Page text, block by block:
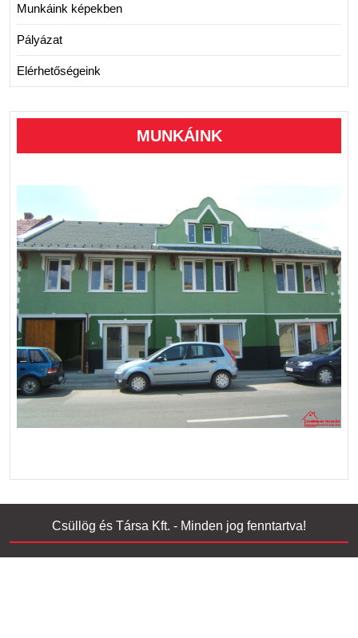
Munkáink képekben
Pályázat
Elérhetőségeink
MUNKÁINK
Csüllög és Társa Kft. - Minden jog fenntartva!
Home Construction Company WordPress Theme